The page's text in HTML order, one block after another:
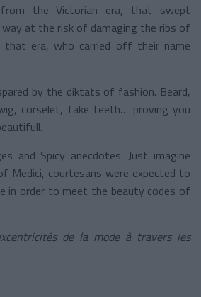
the Victorian era, that swept
at the risk of damaging the ribs of
era, who carried off their name
by the diktats of fashion. Beard,
corselet, fake teeth… proving you
and Spicy anecdotes. Just imagine
Medici, courtesans were expected to
in order to meet the beauty codes of
de la mode à travers les